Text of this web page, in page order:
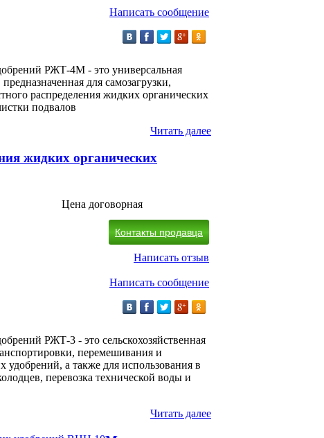
Написать сообщение
РЖТ-4М - это универсальная
для самозагрузки,
распределения жидких органических
подвалов
Читать далее
жидких органических
Цена договорная
Контакты продавца
Написать отзыв
Написать сообщение
РЖТ-3 - это сельскохозяйственная
перемешивания и
удобрений, а также для использования в
перевозка технической воды и
Читать далее